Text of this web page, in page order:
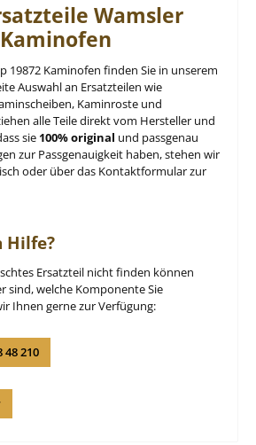
Wamsler
19872 Kaminofen finden Sie in unserem
Auswahl an Ersatzteilen wie
Kaminroste und
alle Teile direkt vom Hersteller und
sie 100% original und passgenau
zur Passgenauigkeit haben, stehen wir
oder über das Kontaktformular zur
Hilfe?
Ersatzteil nicht finden können
sind, welche Komponente Sie
Ihnen gerne zur Verfügung:
48 210